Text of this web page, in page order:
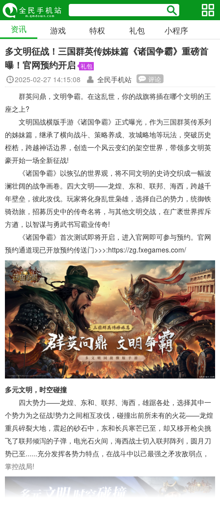
资讯 游戏 特权 礼包 小程序
多文明征战！三国群英传姊妹篇《诸国争霸》重磅首
曝！官网预约开启
礼包
2025-02-27 14:15:08 全民手机站 评论
群英问鼎，文明争霸。在这乱世，你的战旗将插在哪个文明的王
座之上?
文明国战横版手游《诸国争霸》正式曝光，作为三国群英传系列
的姊妹篇，继承了横向战斗、策略养成、攻城略地等玩法，突破历史
桎梏，跨越神话边界，创造一个风云变幻的架空世界，带领多文明英
豪开始一场全新征战!
《诸国争霸》以恢弘的世界观，将不同文明的史诗交织成一幅波
澜壮阔的战争画卷。四大文明——龙煌、东和、联邦、海西，跨越千
年壁垒，彼此攻伐。玩家将化身乱世枭雄，选择自己的势力，统御铁
骑劲旅，招募历史中的传奇名将，与其他文明交战，在广袤世界挥斥
方遒，以智谋与勇武书写霸业传奇!
《诸国争霸》首次测试即将开启，进入官网即可参与预约。官网
预约通道现已开放预约传送门>>>:https://zg.fxegames.com/
多元文明，时空碰撞
四大势力——龙煌、东和、联邦、海西，雄踞各处，选择其中一
个势力为之征战!势力之间相互攻伐，碰撞出前所未有的火花——龙煌
重兵碎裂大地，震起的砂石中，东和长兵寒芒已至，却又移开枪尖挑
飞了联邦倾泻的子弹，电光石火间，海西战士切入联邦阵列，圆月刀
势已至......充分发挥各势力特点，在战斗中以己最强之矛攻敌弱点，
掌控战局!